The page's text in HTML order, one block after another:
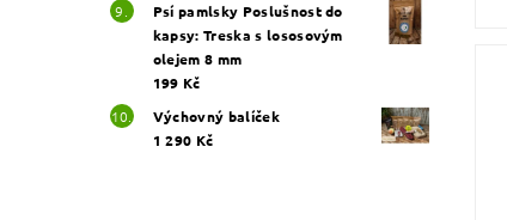
Psí pamlsky Poslušnost do
kapsy: Treska s lososovým
olejem 8 mm
199 Kč
Výchovný balíček
1 290 Kč